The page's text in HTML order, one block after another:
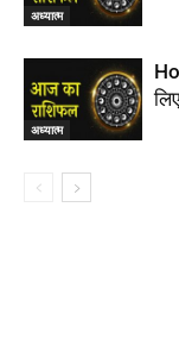
अध्यात्म
अध्यात्म